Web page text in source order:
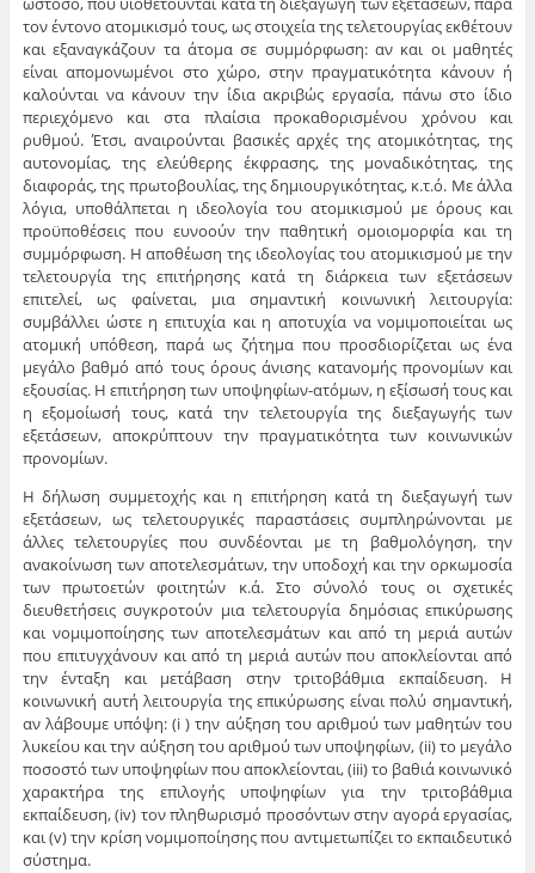
τον έντονο ατομικισμό τους, ως στοιχεία της τελετουργίας εκθέτουν
και εξαναγκάζουν τα άτομα σε συμμόρφωση: αν και οι μαθητές
είναι απομονωμένοι στο χώρο, στην πραγματικότητα κάνουν ή
καλούνται να κάνουν την ίδια ακριβώς εργασία, πάνω στο ίδιο
περιεχόμενο και στα πλαίσια προκαθορισμένου χρόνου και
ρυθμού. Έτσι, αναιρούνται βασικές αρχές της ατομικότητας, της
αυτονομίας, της ελεύθερης έκφρασης, της μοναδικότητας, της
διαφοράς, της πρωτοβουλίας, της δημιουργικότητας, κ.τ.ό. Με άλλα
λόγια, υποθάλπεται η ιδεολογία του ατομικισμού με όρους και
προϋποθέσεις που ευνοούν την παθητική ομοιομορφία και τη
συμμόρφωση. Η αποθέωση της ιδεολογίας του ατομικισμού με την
τελετουργία της επιτήρησης κατά τη διάρκεια των εξετάσεων
επιτελεί, ως φαίνεται, μια σημαντική κοινωνική λειτουργία:
συμβάλλει ώστε η επιτυχία και η αποτυχία να νομιμοποιείται ως
ατομική υπόθεση, παρά ως ζήτημα που προσδιορίζεται ως ένα
μεγάλο βαθμό από τους όρους άνισης κατανομής προνομίων και
εξουσίας. Η επιτήρηση των υποψηφίων-ατόμων, η εξίσωσή τους και
η εξομοίωσή τους, κατά την τελετουργία της διεξαγωγής των
εξετάσεων, αποκρύπτουν την πραγματικότητα των κοινωνικών
προνομίων.
Η δήλωση συμμετοχής και η επιτήρηση κατά τη διεξαγωγή των
εξετάσεων, ως τελετουργικές παραστάσεις συμπληρώνονται με
άλλες τελετουργίες που συνδέονται με τη βαθμολόγηση, την
ανακοίνωση των αποτελεσμάτων, την υποδοχή και την ορκωμοσία
των πρωτοετών φοιτητών κ.ά. Στο σύνολό τους οι σχετικές
διευθετήσεις συγκροτούν μια τελετουργία δημόσιας επικύρωσης
και νομιμοποίησης των αποτελεσμάτων και από τη μεριά αυτών
που επιτυγχάνουν και από τη μεριά αυτών που αποκλείονται από
την ένταξη και μετάβαση στην τριτοβάθμια εκπαίδευση. Η
κοινωνική αυτή λειτουργία της επικύρωσης είναι πολύ σημαντική,
αν λάβουμε υπόψη: (i ) την αύξηση του αριθμού των μαθητών του
λυκείου και την αύξηση του αριθμού των υποψηφίων, (ii) το μεγάλο
ποσοστό των υποψηφίων που αποκλείονται, (iii) το βαθιά κοινωνικό
χαρακτήρα της επιλογής υποψηφίων για την τριτοβάθμια
εκπαίδευση, (iv) τον πληθωρισμό προσόντων στην αγορά εργασίας,
και (v) την κρίση νομιμοποίησης που αντιμετωπίζει το εκπαιδευτικό
σύστημα.